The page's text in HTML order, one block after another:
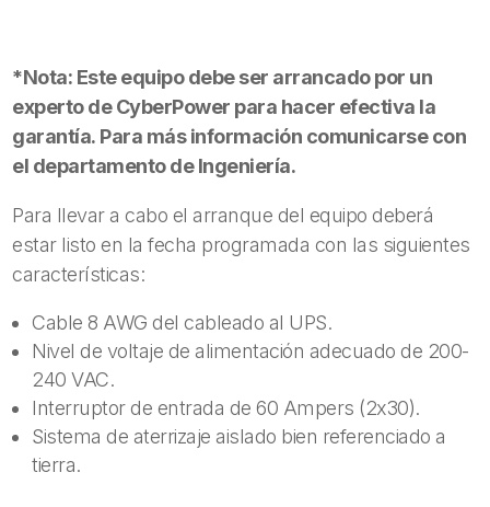
Con
6
Tomas
5-
20R,
3
NEMA
L6-
y
Terminal
Hardwired
cantidad
*Nota: Este equipo debe ser arrancado por un
experto de CyberPower para hacer efectiva la
garantía. Para más información comunicarse con
el departamento de Ingeniería.
Para llevar a cabo el arranque del equipo deberá
estar listo en la fecha programada con las siguientes
características:
Cable 8 AWG del cableado al UPS.
Nivel de voltaje de alimentación adecuado de 200-
240 VAC.
Interruptor de entrada de 60 Ampers (2x30).
Sistema de aterrizaje aislado bien referenciado a
tierra.